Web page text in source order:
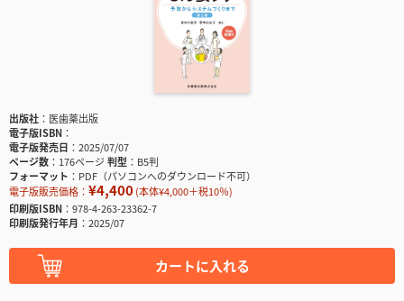
出版社
医歯薬出版
電子版ISBN
電子版発売日
2025/07/07
ページ数
176ページ判型
B5判
フォーマット
PDF（パソコンへのダウンロード不可）
電子版販売価格： ¥4,400(本体¥4,000＋税10％)
印刷版ISBN
978-4-263-23362-7
印刷版発行年月
2025/07
カートに入れる